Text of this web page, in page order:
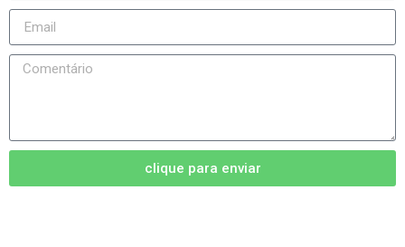
clique para enviar